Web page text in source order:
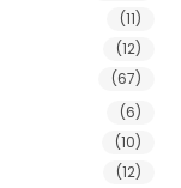
(11)
(12)
(67)
(6)
(10)
(12)